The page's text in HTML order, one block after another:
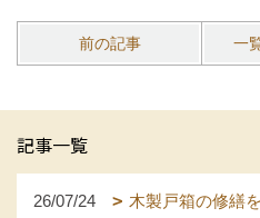
前の記事 一
記事一覧
26/07/24
木製戸箱の修繕